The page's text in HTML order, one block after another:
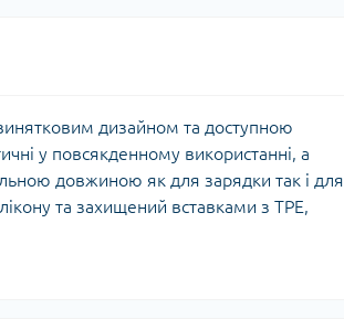
дизайном та доступною
у повсякденному використанні, а
довжиною як для зарядки так і для
та захищений вставками з TPE,